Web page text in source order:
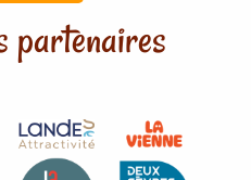
partenaires